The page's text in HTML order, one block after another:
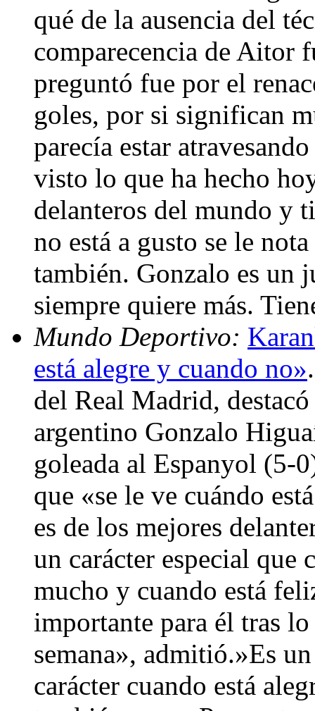
qué de la ausencia del
comparecencia de Aitor
preguntó fue por el
goles, por si significan
parecía estar
visto lo que ha hecho
delanteros del mundo y
no está a gusto se le
también. Gonzalo es un
siempre quiere más.
Mundo Deportivo:
está alegre y cuando no»
del Real Madrid,
argentino Gonzalo
goleada al Espanyol (5-
que «se le ve cuándo
es de los mejores
un carácter especial que
mucho y cuando está
importante para él tras
semana», admitió.»Es
carácter cuando está